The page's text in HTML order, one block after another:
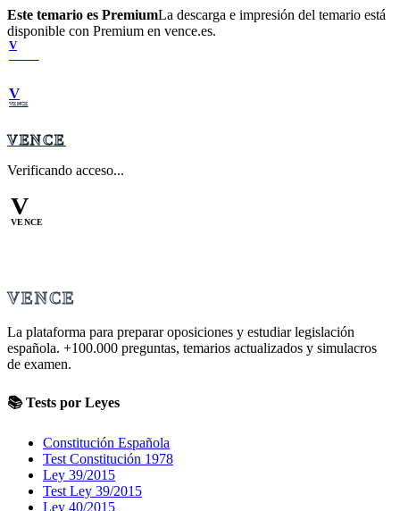
Este temario es PremiumLa descarga e impresión del temario está
disponible con Premium en vence.es.
V
V
VENCE
VENCE
Verificando acceso...
V
VENCE
VENCE
La plataforma para preparar oposiciones y estudiar legislación
española. +100.000 preguntas, temarios actualizados y simulacros
de examen.
📚 Tests por Leyes
Constitución Española
Test Constitución 1978
Ley 39/2015
Test Ley 39/2015
Ley 40/2015